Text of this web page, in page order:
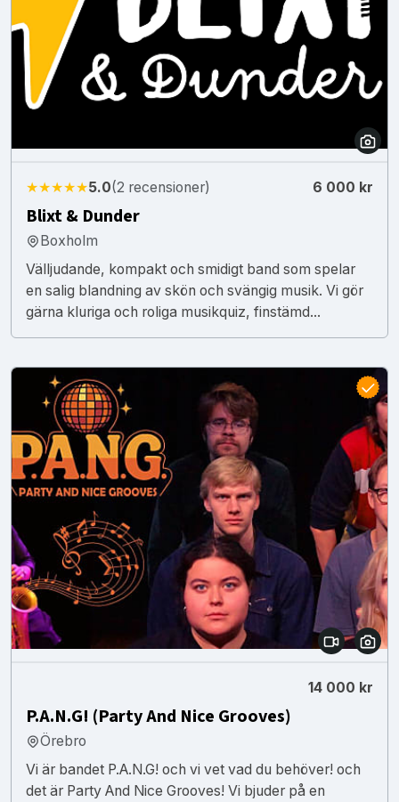
★★★★★5.0(2 recensioner) 6 000 kr
Blixt & Dunder
Boxholm
Välljudande, kompakt och smidigt band som spelar
en salig blandning av skön och svängig musik. Vi gör
gärna kluriga och roliga musikquiz, finstämd...
14 000 kr
P.A.N.G! (Party And Nice Grooves)
Örebro
Vi är bandet P.A.N.G! och vi vet vad du behöver! och
det är Party And Nice Grooves! Vi bjuder på en